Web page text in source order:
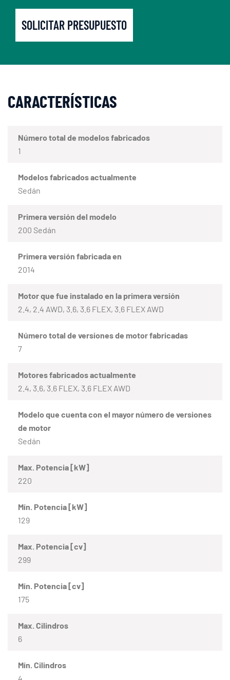
SOLICITAR PRESUPUESTO
CARACTERÍSTICAS
Número total de modelos fabricados
1
Modelos fabricados actualmente
Sedán
Primera versión del modelo
200 Sedán
Primera versión fabricada en
2014
Motor que fue instalado en la primera versión
2.4, 2.4 AWD, 3.6, 3.6 FLEX, 3.6 FLEX AWD
Número total de versiones de motor fabricadas
7
Motores fabricados actualmente
2.4, 3.6, 3.6 FLEX, 3.6 FLEX AWD
Modelo que cuenta con el mayor número de versiones
de motor
Sedán
Max. Potencia [kW]
220
Mín. Potencia [kW]
129
Max. Potencia [cv]
299
Mín. Potencia [cv]
175
Max. Cilindros
6
Mín. Cilindros
4